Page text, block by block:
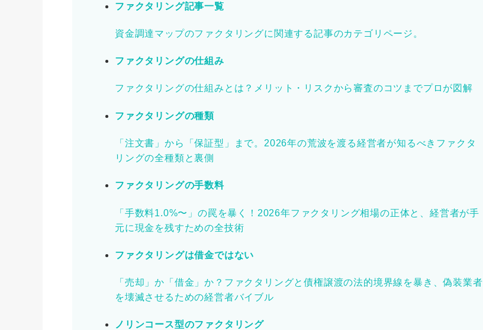
ファクタリング記事一覧
資金調達マップのファクタリングに関連する記事のカテゴリページ。
ファクタリングの仕組み
ファクタリングの仕組みとは？メリット・リスクから審査のコツまでプロが図解
ファクタリングの種類
「注文書」から「保証型」まで。2026年の荒波を渡る経営者が知るべきファクタ
リングの全種類と裏側
ファクタリングの手数料
「手数料1.0%〜」の罠を暴く！2026年ファクタリング相場の正体と、経営者が手
元に現金を残すための全技術
ファクタリングは借金ではない
「売却」か「借金」か？ファクタリングと債権譲渡の法的境界線を暴き、偽装業者
を壊滅させるための経営者バイブル
ノリンコース型のファクタリング